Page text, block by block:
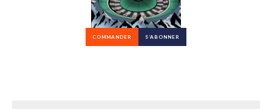
COMMANDER S’ABONNER